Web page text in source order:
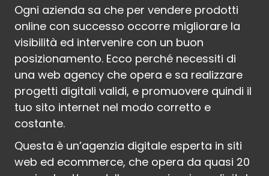
Ogni azienda sa che per vendere prodotti
online con successo occorre migliorare la
visibilità ed intervenire con un buon
posizionamento. Ecco perché necessiti di
una web agency che opera e sa realizzare
progetti digitali validi, e promuovere quindi il
tuo sito internet nel modo corretto e
costante.
Questa è un’agenzia digitale esperta in siti
web ed ecommerce, che opera da quasi 20